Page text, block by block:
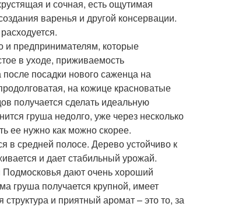
и сочная, есть ощутимая
варенья и другой консервации.
и предпринимателям, которые
в уходе, приживаемость
посадки нового саженца на
на кожице красноватые
получается сделать идеальную
груша недолго, уже через несколько
ее нужно как можно скорее.
в средней полосе. Дерево устойчиво к
и дает стабильный урожай.
дают очень хороший
груша получается крупной, имеет
и приятный аромат – это то, за